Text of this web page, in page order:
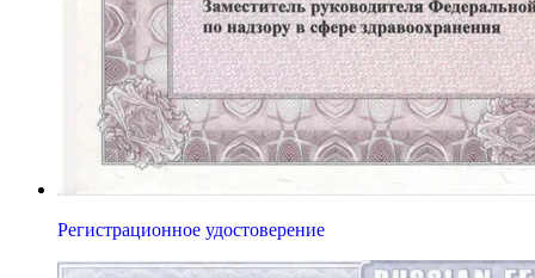
Регистрационное удостоверение